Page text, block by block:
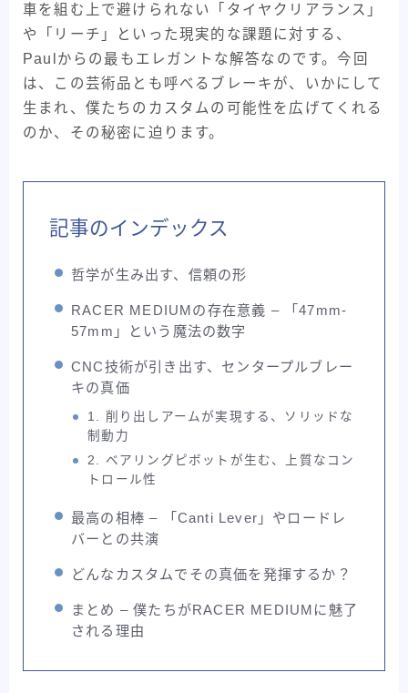
車を組む上で避けられない「タイヤクリアランス」
や「リーチ」といった現実的な課題に対する、
Paulからの最もエレガントな解答なのです。今回
は、この芸術品とも呼べるブレーキが、いかにして
生まれ、僕たちのカスタムの可能性を広げてくれる
のか、その秘密に迫ります。
記事のインデックス
哲学が生み出す、信頼の形
RACER MEDIUMの存在意義 – 「47mm-
57mm」という魔法の数字
CNC技術が引き出す、センタープルブレー
キの真価
1. 削り出しアームが実現する、ソリッドな
制動力
2. ベアリングピボットが生む、上質なコン
トロール性
最高の相棒 – 「Canti Lever」やロードレ
バーとの共演
どんなカスタムでその真価を発揮するか？
まとめ – 僕たちがRACER MEDIUMに魅了
される理由